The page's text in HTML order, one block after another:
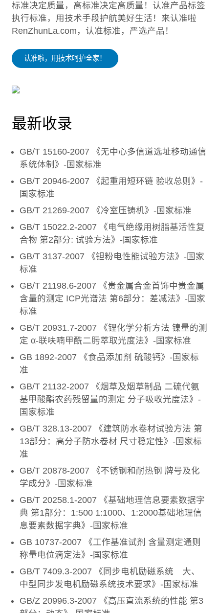
标准决定质量，高标准决定高质量！认准产品标签
执行标准，用技术手段护航美好生活！来认准啦
RenZhunLa.com，认准标准，严选产品！
认准啦，用技术呵护全家！
最新收录
GB/T 15160-2007 《无中心多信道选址移动通信
系统体制》-国家标准
GB/T 20946-2007 《起重用短环链 验收总则》-
国家标准
GB/T 21269-2007 《冷室压铸机》-国家标准
GB/T 15022.2-2007 《电气绝缘用树脂基活性复
合物 第2部分: 试验方法》-国家标准
GB/T 3137-2007 《钽粉电性能试验方法》-国家
标准
GB/T 21198.6-2007 《贵金属合金首饰中贵金属
含量的测定 ICP光谱法 第6部分：差减法》-国家
标准
GB/T 20931.7-2007 《锂化学分析方法 镍量的测
定 α-联呋喃甲酰二肟萃取光度法》-国家标准
GB 1892-2007 《食品添加剂 硫酸钙》-国家标
准
GB/T 21132-2007 《烟草及烟草制品 二硫代氨
基甲酸酯农药残留量的测定 分子吸收光度法》-
国家标准
GB/T 328.13-2007 《建筑防水卷材试验方法 第
13部分：高分子防水卷材 尺寸稳定性》-国家标
准
GB/T 20878-2007 《不锈钢和耐热钢 牌号及化
学成分》-国家标准
GB/T 20258.1-2007 《基础地理信息要素数据字
典 第1部分：1:500 1:1000、1:2000基础地理信
息要素数据字典》-国家标准
GB 10737-2007 《工作基准试剂 含量测定通则
称量电位滴定法》-国家标准
GB/T 7409.3-2007 《同步电机励磁系统 大、
中型同步发电机励磁系统技术要求》-国家标准
GB/Z 20996.3-2007 《高压直流系统的性能 第3